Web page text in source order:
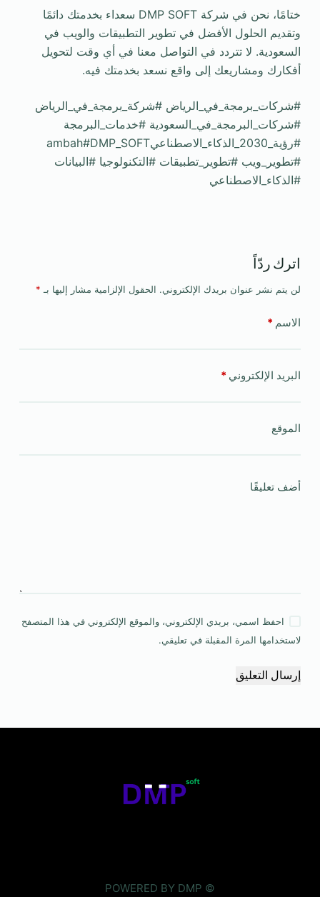
ختامًا، نحن في شركة DMP SOFT سعداء بخدمتك دائمًا
وتقديم الحلول الأفضل في تطوير التطبيقات والويب في
السعودية. لا تتردد في التواصل معنا في أي وقت لتحويل
أفكارك ومشاريعك إلى واقع نسعد بخدمتك فيه.
#شركات_برمجة_في_الرياض #شركة_برمجة_في_الرياض
#شركات_البرمجة_في_السعودية #خدمات_البرمجة
#رؤية_2030_الذكاء_الاصطناعيambah#DMP_SOFT
#تطوير_ويب #تطوير_تطبيقات #التكنولوجيا #البيانات
#الذكاء_الاصطناعي
اترك ردّاً
لن يتم نشر عنوان بريدك الإلكتروني. الحقول الإلزامية مشار إليها بـ *
الاسم *
البريد الإلكتروني *
الموقع
أضف تعليقًا
احفظ اسمي، بريدي الإلكتروني، والموقع الإلكتروني في هذا المتصفح
لاستخدامها المرة المقبلة في تعليقي.
إرسال التعليق
© POWERED BY DMP